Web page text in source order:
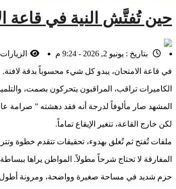
حين تُفتَّش النية في قاعة
بتاريخ : يونيو 2, 2026 - 9:24 م
في قاعة الامتحان، يبدو كل شيء محسوباً بدقة لافتة.
الكاميرات تراقب، المراقبون يتحركون بصمت،
المشهد صار مألوفاً لدرجة أنه فقد دهشته ” صرامة
لكن خارج القاعة، تتغير الإيقاع تماماً.
ملفات تُفتح ثم تُغلق بهدوء، تحقيقات تتقدم خطوة
المفارقة لا تحتاج شرحاً مطولاً. المواطن يراها
حزم شديد في مساحة صغيرة وواضحة، ومرونة أطول في